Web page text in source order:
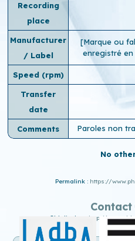
Recording
place
Manufacturer
/ Label
[Marque ou
enregistré en
Speed ​​(rpm)
Transfer
date
Comments Paroles non
No
Permalink : https://
Old display : http://
Contact